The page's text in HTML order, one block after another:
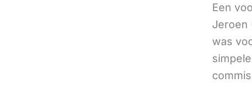
Een
Jeroen
was